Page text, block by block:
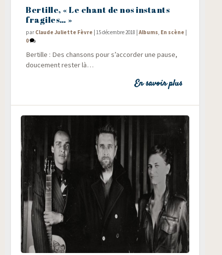
Bertille, « Le chant de nos instants
fragiles… »
par Claude Juliette Fèvre | 15 décembre 2018 |Albums En scène |
0
Ber­tille : Des chan­sons pour s’accorder une pause,
dou­ce­ment res­ter là…
En savoir plus